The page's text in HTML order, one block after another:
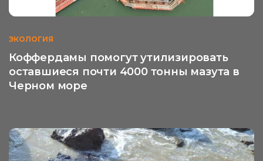
ЭКОЛОГИЯ
Коффердамы помогут утилизировать
оставшиеся почти 4000 тонны мазута в
Черном море